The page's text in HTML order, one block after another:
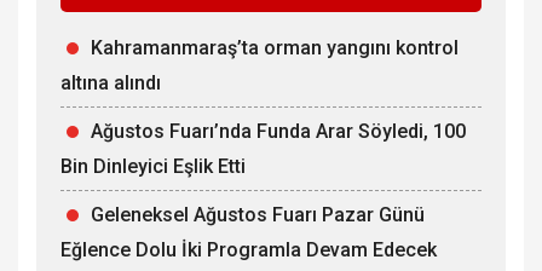
Kahramanmaraş’ta orman yangını kontrol
altına alındı
Ağustos Fuarı’nda Funda Arar Söyledi, 100
Bin Dinleyici Eşlik Etti
Geleneksel Ağustos Fuarı Pazar Günü
Eğlence Dolu İki Programla Devam Edecek